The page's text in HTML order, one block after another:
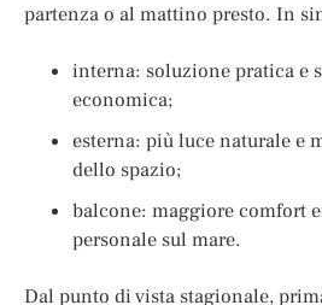
partenza o al mattino presto. In
interna: soluzione pratica e
economica;
esterna: più luce naturale e
dello spazio;
balcone: maggiore comfort
personale sul mare.
Dal punto di vista stagionale,